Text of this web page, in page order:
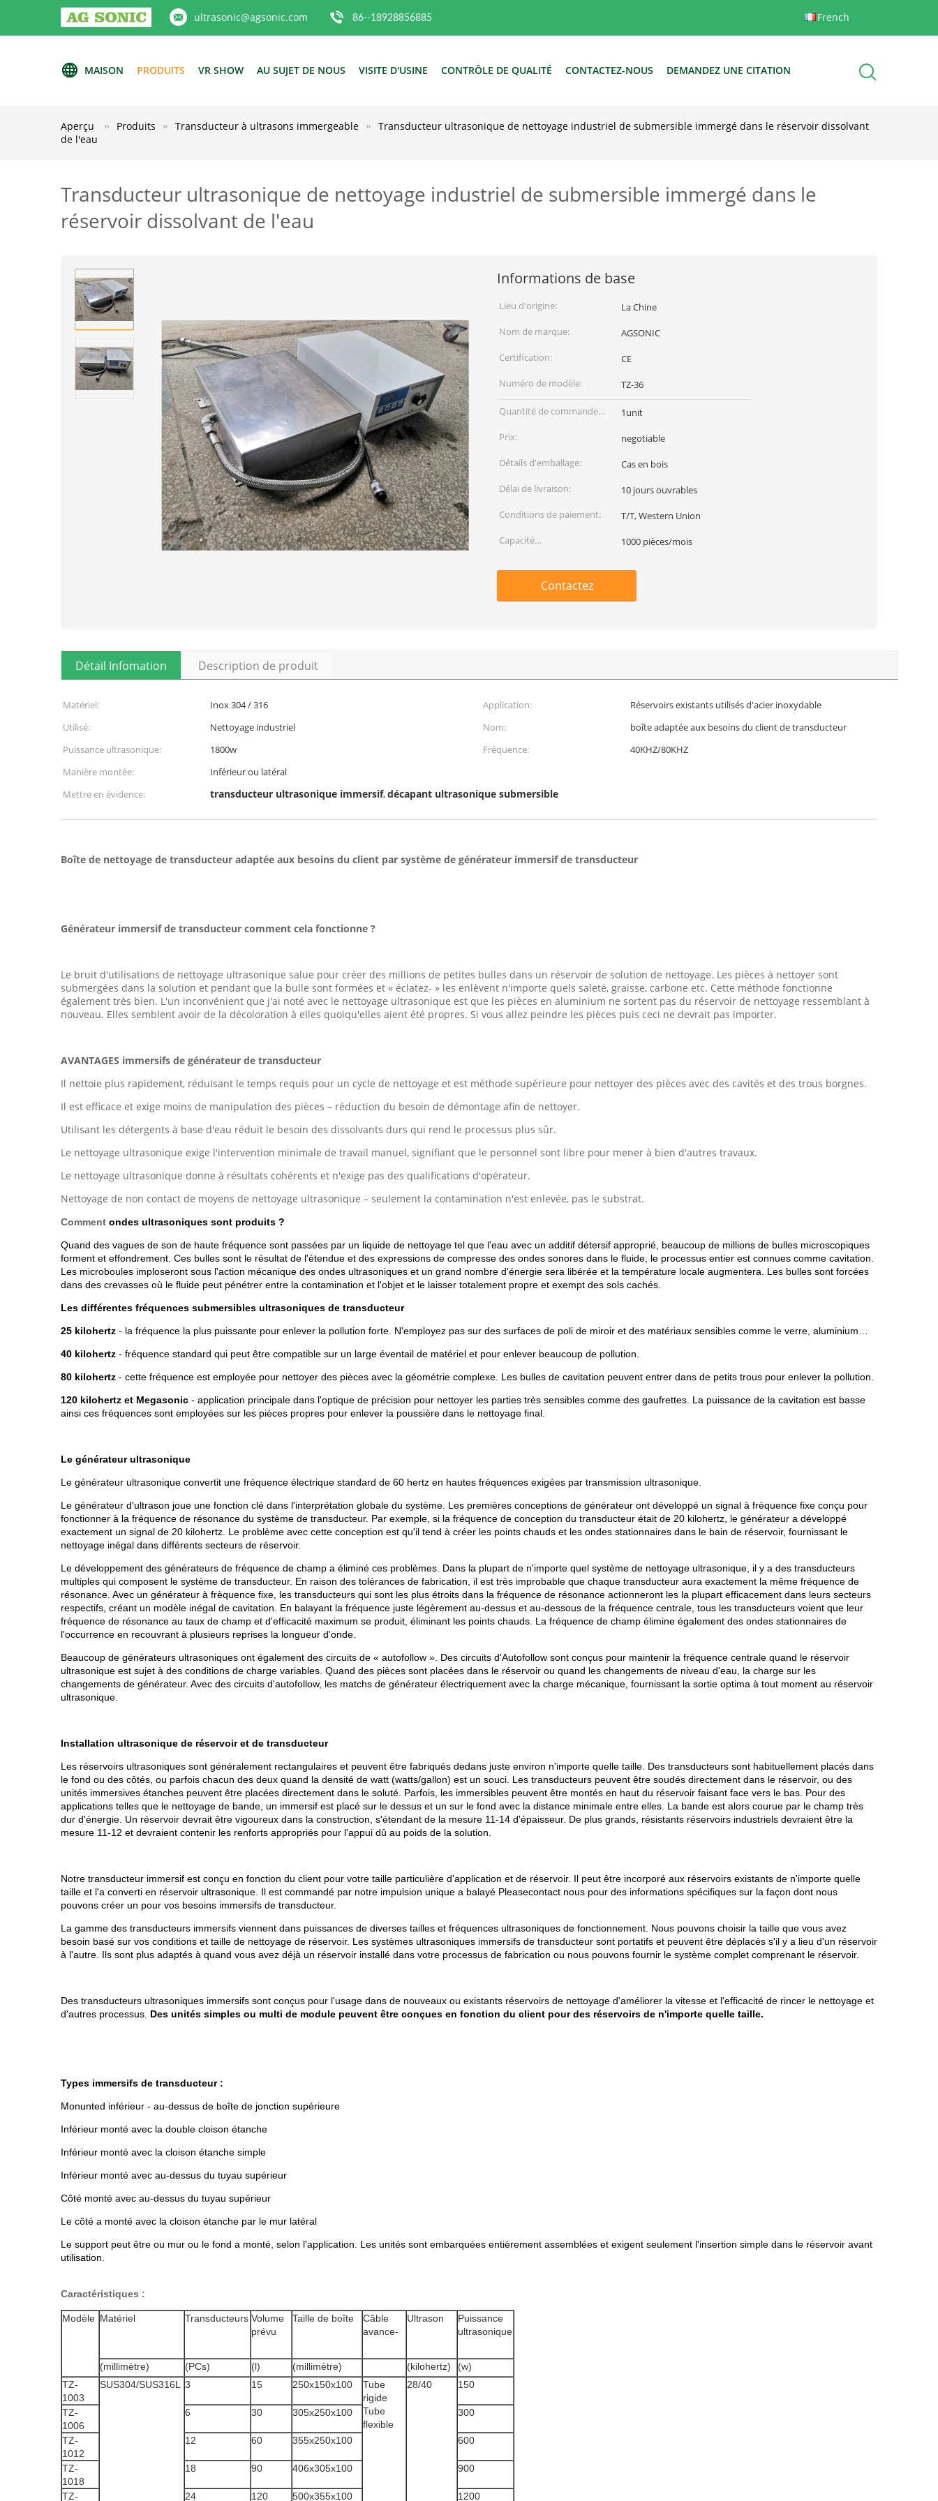
ultrasonic@agsonic.com 86--18928856885 French
MAISON PRODUITS VR SHOW AU SUJET DE NOUS VISITE D'USINE CONTRÔLE DE QUALITÉ CONTACTEZ-NOUS DEMANDEZ UNE CITATION
Aperçu Produits Transducteur à ultrasons immergeable
Transducteur ultrasonique de nettoyage industriel de submersible immergé dans le réservoir dissolvant
de l'eau
Transducteur ultrasonique de nettoyage industriel de submersible immergé dans le
réservoir dissolvant de l'eau
Informations de base
Lieu d'origine:
La Chine
Nom de marque:
AGSONIC
Certification:
CE
Numéro de modèle:
TZ-36
Quantité de commande
min:
1unit
Prix:
negotiable
Détails d'emballage:
Cas en bois
Délai de livraison:
10 jours ouvrables
Conditions de paiement:
T/T, Western Union
Capacité
1000 pièces/mois
Contactez
Détail Infomation Description de produit
Matériel: Inox 304 / 316 Application:
Réservoirs existants utilisés d'acier inoxydable
Utilisé:
Nettoyage industriel Nom:
boîte adaptée aux besoins du client de transducteur
Puissance ultrasonique:
1800w Fréquence:
40KHZ/80KHZ
Manière montée:
Inférieur ou latéral
Mettre en évidence:
transducteur ultrasonique immersif,décapant ultrasonique submersible
Boîte de nettoyage de transducteur adaptée aux besoins du client par système de générateur immersif de transducteur
Générateur immersif de transducteur comment cela fonctionne ?
Le bruit d'utilisations de nettoyage ultrasonique salue pour créer des millions de petites bulles dans un réservoir de solution de nettoyage. Les pièces à nettoyer sont
submergées dans la solution et pendant que la bulle sont formées et « éclatez- » les enlèvent n'importe quels saleté, graisse, carbone etc. Cette méthode fonctionne
également très bien. L'un inconvénient que j'ai noté avec le nettoyage ultrasonique est que les pièces en aluminium ne sortent pas du réservoir de nettoyage ressemblant à
nouveau. Elles semblent avoir de la décoloration à elles quoiqu'elles aient été propres. Si vous allez peindre les pièces puis ceci ne devrait pas importer.
AVANTAGES immersifs de générateur de transducteur
Il nettoie plus rapidement, réduisant le temps requis pour un cycle de nettoyage et est méthode supérieure pour nettoyer des pièces avec des cavités et des trous borgnes.
Il est efficace et exige moins de manipulation des pièces – réduction du besoin de démontage afin de nettoyer.
Utilisant les détergents à base d'eau réduit le besoin des dissolvants durs qui rend le processus plus sûr.
Le nettoyage ultrasonique exige l'intervention minimale de travail manuel, signifiant que le personnel sont libre pour mener à bien d'autres travaux.
Le nettoyage ultrasonique donne à résultats cohérents et n'exige pas des qualifications d'opérateur.
Nettoyage de non contact de moyens de nettoyage ultrasonique – seulement la contamination n'est enlevée, pas le substrat.
Comment ondes ultrasoniques sont produits ?
Quand des vagues de son de haute fréquence sont passées par un liquide de nettoyage tel que l'eau avec un additif détersif approprié, beaucoup de millions de bulles microscopiques
forment et effondrement. Ces bulles sont le résultat de l'étendue et des expressions de compresse des ondes sonores dans le fluide, le processus entier est connues comme cavitation.
Les microboules imploseront sous l'action mécanique des ondes ultrasoniques et un grand nombre d'énergie sera libérée et la température locale augmentera. Les bulles sont forcées
dans des crevasses où le fluide peut pénétrer entre la contamination et l'objet et le laisser totalement propre et exempt des sols cachés.
Les différentes fréquences submersibles ultrasoniques de transducteur
25 kilohertz - la fréquence la plus puissante pour enlever la pollution forte. N'employez pas sur des surfaces de poli de miroir et des matériaux sensibles comme le verre, aluminium…
40 kilohertz - fréquence standard qui peut être compatible sur un large éventail de matériel et pour enlever beaucoup de pollution.
80 kilohertz - cette fréquence est employée pour nettoyer des pièces avec la géométrie complexe. Les bulles de cavitation peuvent entrer dans de petits trous pour enlever la pollution.
120 kilohertz et Megasonic - application principale dans l'optique de précision pour nettoyer les parties très sensibles comme des gaufrettes. La puissance de la cavitation est basse
ainsi ces fréquences sont employées sur les pièces propres pour enlever la poussière dans le nettoyage final.
Le générateur ultrasonique
Le générateur ultrasonique convertit une fréquence électrique standard de 60 hertz en hautes fréquences exigées par transmission ultrasonique.
Le générateur d'ultrason joue une fonction clé dans l'interprétation globale du système. Les premières conceptions de générateur ont développé un signal à frèquence fixe conçu pour
fonctionner à la fréquence de résonance du système de transducteur. Par exemple, si la fréquence de conception du transducteur était de 20 kilohertz, le générateur a développé
exactement un signal de 20 kilohertz. Le problème avec cette conception est qu'il tend à créer les points chauds et les ondes stationnaires dans le bain de réservoir, fournissant le
nettoyage inégal dans différents secteurs de réservoir.
Le développement des générateurs de fréquence de champ a éliminé ces problèmes. Dans la plupart de n'importe quel système de nettoyage ultrasonique, il y a des transducteurs
multiples qui composent le système de transducteur. En raison des tolérances de fabrication, il est très improbable que chaque transducteur aura exactement la même fréquence de
résonance. Avec un générateur à frèquence fixe, les transducteurs qui sont les plus étroits dans la fréquence de résonance actionneront les la plupart efficacement dans leurs secteurs
respectifs, créant un modèle inégal de cavitation. En balayant la fréquence juste légèrement au-dessus et au-dessous de la fréquence centrale, tous les transducteurs voient que leur
fréquence de résonance au taux de champ et d'efficacité maximum se produit, éliminant les points chauds. La fréquence de champ élimine également des ondes stationnaires de
l'occurrence en recouvrant à plusieurs reprises la longueur d'onde.
Beaucoup de générateurs ultrasoniques ont également des circuits de « autofollow ». Des circuits d'Autofollow sont conçus pour maintenir la fréquence centrale quand le réservoir
ultrasonique est sujet à des conditions de charge variables. Quand des pièces sont placées dans le réservoir ou quand les changements de niveau d'eau, la charge sur les
changements de générateur. Avec des circuits d'autofollow, les matchs de générateur électriquement avec la charge mécanique, fournissant la sortie optima à tout moment au réservoir
ultrasonique.
Installation ultrasonique de réservoir et de transducteur
Les réservoirs ultrasoniques sont généralement rectangulaires et peuvent être fabriqués dedans juste environ n'importe quelle taille. Des transducteurs sont habituellement placés dans
le fond ou des côtés, ou parfois chacun des deux quand la densité de watt (watts/gallon) est un souci. Les transducteurs peuvent être soudés directement dans le réservoir, ou des
unités immersives étanches peuvent être placées directement dans le soluté. Parfois, les immersibles peuvent être montés en haut du réservoir faisant face vers le bas. Pour des
applications telles que le nettoyage de bande, un immersif est placé sur le dessus et un sur le fond avec la distance minimale entre elles. La bande est alors courue par le champ très
dur d'énergie. Un réservoir devrait être vigoureux dans la construction, s'étendant de la mesure 11-14 d'épaisseur. De plus grands, résistants réservoirs industriels devraient être la
mesure 11-12 et devraient contenir les renforts appropriés pour l'appui dû au poids de la solution.
Notre transducteur immersif est conçu en fonction du client pour votre taille particulière d'application et de réservoir. Il peut être incorporé aux réservoirs existants de n'importe quelle
taille et l'a converti en réservoir ultrasonique. Il est commandé par notre impulsion unique a balayé Pleasecontact nous pour des informations spécifiques sur la façon dont nous
pouvons créer un pour vos besoins immersifs de transducteur.
La gamme des transducteurs immersifs viennent dans puissances de diverses tailles et fréquences ultrasoniques de fonctionnement. Nous pouvons choisir la taille que vous avez
besoin basé sur vos conditions et taille de nettoyage de réservoir. Les systèmes ultrasoniques immersifs de transducteur sont portatifs et peuvent être déplacés s'il y a lieu d'un réservoir
à l'autre. Ils sont plus adaptés à quand vous avez déjà un réservoir installé dans votre processus de fabrication ou nous pouvons fournir le système complet comprenant le réservoir.
Des transducteurs ultrasoniques immersifs sont conçus pour l'usage dans de nouveaux ou existants réservoirs de nettoyage d'améliorer la vitesse et l'efficacité de rincer le nettoyage et
d'autres processus. Des unités simples ou multi de module peuvent être conçues en fonction du client pour des réservoirs de n'importe quelle taille.
Types immersifs de transducteur :
Monunted inférieur - au-dessus de boîte de jonction supérieure
Inférieur monté avec la double cloison étanche
Inférieur monté avec la cloison étanche simple
Inférieur monté avec au-dessus du tuyau supérieur
Côté monté avec au-dessus du tuyau supérieur
Le côté a monté avec la cloison étanche par le mur latéral
Le support peut être ou mur ou le fond a monté, selon l'application. Les unités sont embarquées entièrement assemblées et exigent seulement l'insertion simple dans le réservoir avant
utilisation.
Caractéristiques :
Modèle Matériel Transducteurs Volume
prévu
Taille de boîte
Câble
avance-
Ultrason
Puissance
ultrasonique
(millimètre) (PCs) (l) (millimètre) (kilohertz)
(w)
TZ-
1003
SUS304/SUS316L 3 15 250x150x100
Tube
rigide
Tube
flexible
28/40 150
TZ-
1006
6 30 305x250x100 300
TZ-
1012
12 60 355x250x100 600
TZ-
1018
18 90 406x305x100 900
TZ- 24 120 500x355x100 1200